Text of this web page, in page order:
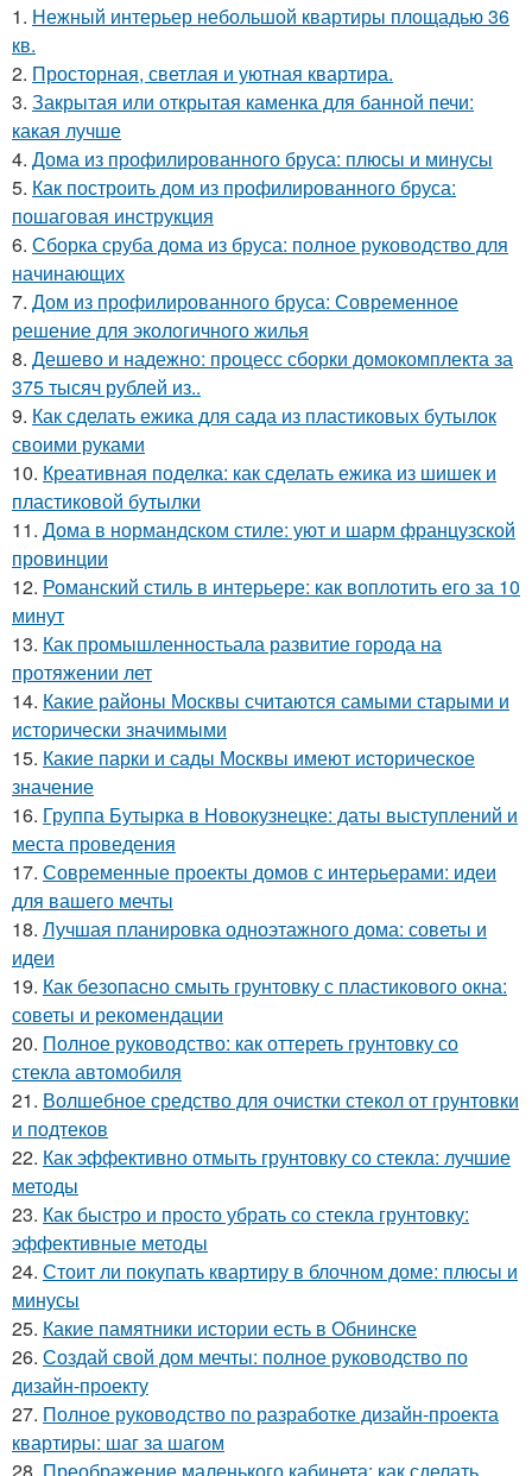
1. Нежный интерьер небольшой квартиры площадью 36
кв.
2. Просторная, светлая и уютная квартира.
3. Закрытая или открытая каменка для банной печи:
какая лучше
4. Дома из профилированного бруса: плюсы и минусы
5. Как построить дом из профилированного бруса:
пошаговая инструкция
6. Сборка сруба дома из бруса: полное руководство для
начинающих
7. Дом из профилированного бруса: Современное
решение для экологичного жилья
8. Дешево и надежно: процесс сборки домокомплекта за
375 тысяч рублей из..
9. Как сделать ежика для сада из пластиковых бутылок
своими руками
10. Креативная поделка: как сделать ежика из шишек и
пластиковой бутылки
11. Дома в нормандском стиле: уют и шарм французской
провинции
12. Романский стиль в интерьере: как воплотить его за 10
минут
13. Как промышленностьала развитие города на
протяжении лет
14. Какие районы Москвы считаются самыми старыми и
исторически значимыми
15. Какие парки и сады Москвы имеют историческое
значение
16. Группа Бутырка в Новокузнецке: даты выступлений и
места проведения
17. Современные проекты домов с интерьерами: идеи
для вашего мечты
18. Лучшая планировка одноэтажного дома: советы и
идеи
19. Как безопасно смыть грунтовку с пластикового окна:
советы и рекомендации
20. Полное руководство: как оттереть грунтовку со
стекла автомобиля
21. Волшебное средство для очистки стекол от грунтовки
и подтеков
22. Как эффективно отмыть грунтовку со стекла: лучшие
методы
23. Как быстро и просто убрать со стекла грунтовку:
эффективные методы
24. Стоит ли покупать квартиру в блочном доме: плюсы и
минусы
25. Какие памятники истории есть в Обнинске
26. Создай свой дом мечты: полное руководство по
дизайн-проекту
27. Полное руководство по разработке дизайн-проекта
квартиры: шаг за шагом
28. Преображение маленького кабинета: как сделать